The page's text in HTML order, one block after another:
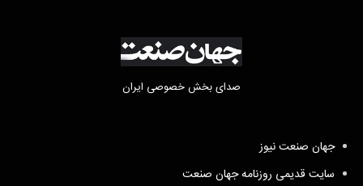
صدای بخش خصوصی ایران
جهان صنعت نیوز
سایت قدیمی روزنامه جهان صنعت